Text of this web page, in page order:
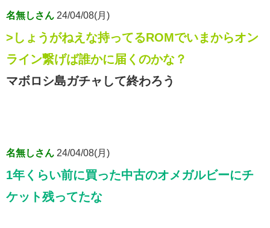
名無しさん 24/04/08(月)
>しょうがねえな持ってるROMでいまからオン
ライン繋げば誰かに届くのかな？
マボロシ島ガチャして終わろう
名無しさん 24/04/08(月)
1年くらい前に買った中古のオメガルビーにチ
ケット残ってたな